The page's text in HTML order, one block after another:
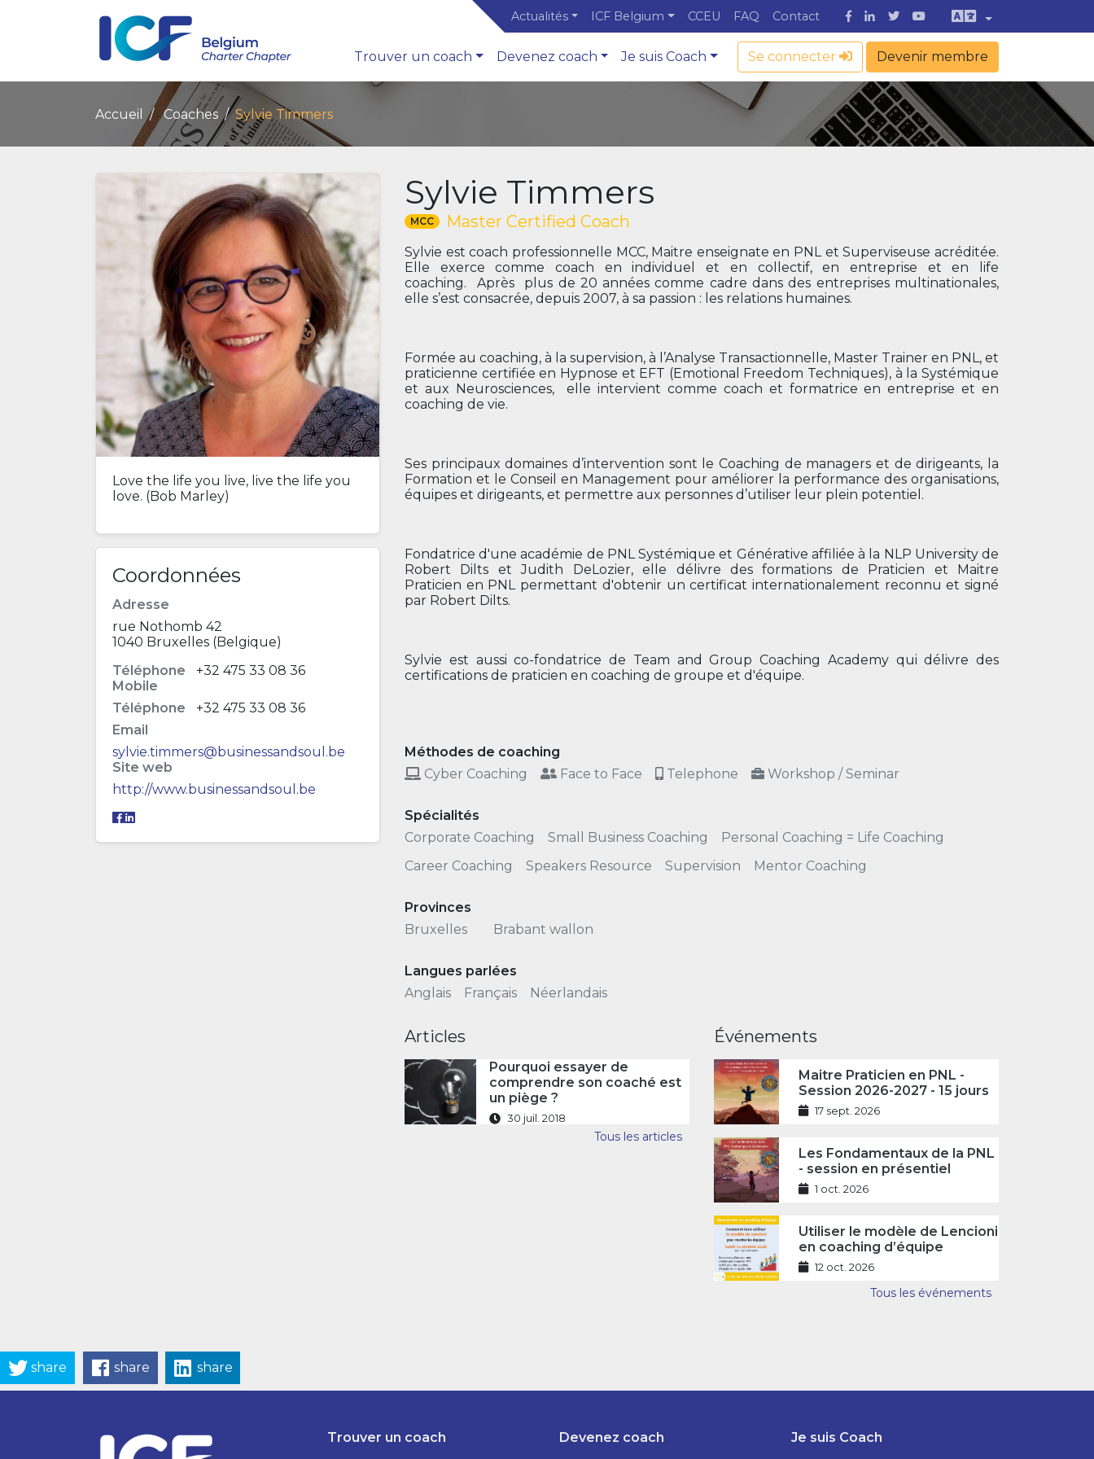
Actualités ICF Belgium CCEU FAQ Contact
Trouver un coach Devenez coach Je suis Coach Se connecter Devenir membre
Accueil Coaches Sylvie Timmers
Love the life you live, live the life you
love. (Bob Marley)
Coordonnées
Adresse
rue Nothomb 42
1040 Bruxelles (Belgique)
Téléphone
Mobile
+32 475 33 08 36
Téléphone
+32 475 33 08 36
Email
sylvie.timmers@businessandsoul.be
Site web
http://www.businessandsoul.be
Sylvie Timmers
MCC Master Certified Coach
Sylvie est coach professionnelle MCC, Maitre enseignate en PNL et Superviseuse acréditée.
Elle exerce comme coach en individuel et en collectif, en entreprise et en life
coaching. Après plus de 20 années comme cadre dans des entreprises multinationales,
elle s’est consacrée, depuis 2007, à sa passion : les relations humaines.
Formée au coaching, à la supervision, à l’Analyse Transactionnelle, Master Trainer en PNL, et
praticienne certifiée en Hypnose et EFT (Emotional Freedom Techniques), à la Systémique
et aux Neurosciences, elle intervient comme coach et formatrice en entreprise et en
coaching de vie.
Ses principaux domaines d’intervention sont le Coaching de managers et de dirigeants, la
Formation et le Conseil en Management pour améliorer la performance des organisations,
équipes et dirigeants, et permettre aux personnes d’utiliser leur plein potentiel.
Fondatrice d'une académie de PNL Systémique et Générative affiliée à la NLP University de
Robert Dilts et Judith DeLozier, elle délivre des formations de Praticien et Maitre
Praticien en PNL permettant d'obtenir un certificat internationalement reconnu et signé
par Robert Dilts.
Sylvie est aussi co-fondatrice de Team and Group Coaching Academy qui délivre des
certifications de praticien en coaching de groupe et d'équipe.
Méthodes de coaching
Cyber Coaching
Face to Face Telephone Workshop / Seminar
Spécialités
Corporate Coaching
Small Business Coaching
Personal Coaching = Life Coaching
Career Coaching
Speakers Resource Supervision Mentor Coaching
Provinces
Bruxelles
Brabant wallon
Langues parlées
Anglais
Français Néerlandais
Articles
Pourquoi essayer de
comprendre son coaché est
un piège ?
30 juil. 2018
Tous les articles
Événements
Maitre Praticien en PNL -
Session 2026-2027 - 15 jours
17 sept. 2026
Les Fondamentaux de la PNL
- session en présentiel
1 oct. 2026
Utiliser le modèle de Lencioni
en coaching d’équipe
12 oct. 2026
Tous les événements
share share share
Trouver un coach Devenez coach Je suis Coach